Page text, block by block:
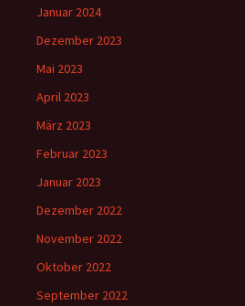
Januar 2024
Dezember 2023
Mai 2023
April 2023
März 2023
Februar 2023
Januar 2023
Dezember 2022
November 2022
Oktober 2022
September 2022